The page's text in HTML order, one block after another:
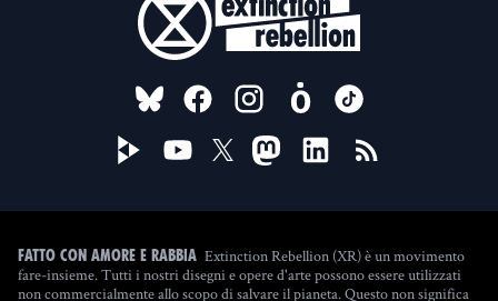
FOLLOW US ON
Fatto con amore e rabbia Extinction Rebellion (XR) è un movimento
fare-insieme. Tutti i nostri disegni e opere d'arte possono essere utilizzati
non commercialmente allo scopo di salvare il pianeta. Questo non significa